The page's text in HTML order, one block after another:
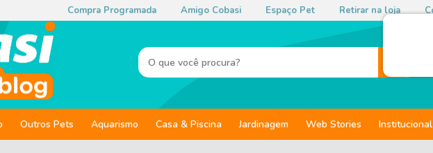
Compra Programada Amigo Cobasi Espaço Pet Retirar na loja
Outros Pets Aquarismo Casa & Piscina Jardinagem Web Stories Institucional